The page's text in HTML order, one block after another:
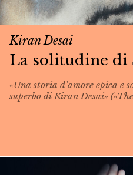
Kiran Desai
La solitudine di
«Una storia d’amore epica e
superbo di Kiran Desai»